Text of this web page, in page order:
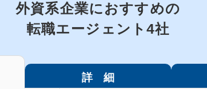
外資系企業におすすめの
転職エージェント4社
詳 細